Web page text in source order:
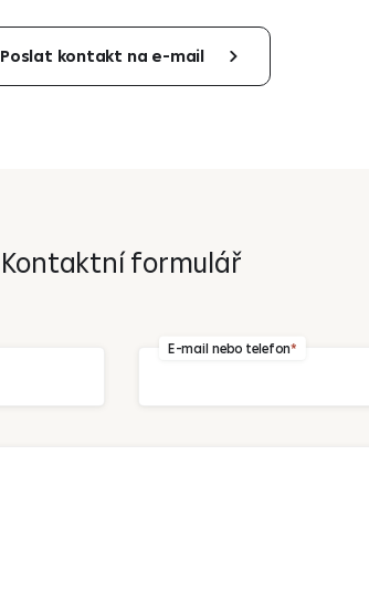
Poslat kontakt na e-mail
Kontaktní formulář
E-mail nebo telefon